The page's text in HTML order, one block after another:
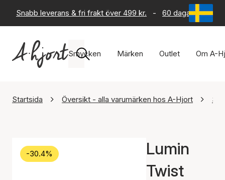
Snabb leverans & fri frakt över 499 kr. - 60 dagars
Smycken Märken Outlet Om A-
Startsida Översikt - alla varumärken hos A-Hjort
-30.4%
Lumin
Twist